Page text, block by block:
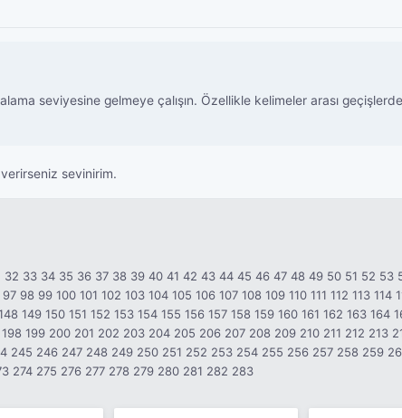
seviyesine gelmeye çalışın. Özellikle kelimeler arası
sevinirim.
32 33 34 35 36 37 38 39 40 41 42 43 44 45 46 47 48 49 50 51 52 53
97 98 99 100 101 102 103 104 105 106 107 108 109 110 111 112 113 114
149 150 151 152 153 154 155 156 157 158 159 160 161 162 163 164
198 199 200 201 202 203 204 205 206 207 208 209 210 211 212 213
245 246 247 248 249 250 251 252 253 254 255 256 257 258 259
274 275 276 277 278 279 280 281 282 283